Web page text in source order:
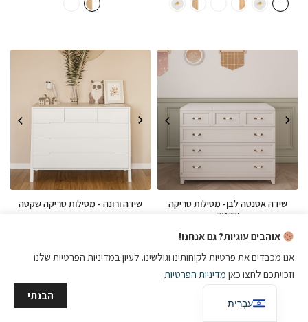
שידה אסנטה לבן- מסילות טריקה
שקטה
₪1,990
שידה ורונה - מסילות טריקה שקטה
אוהבים עוגיות? גם אנחנו!
אנו מכבדים את פרטיות לקוחותינו וגולשינו. לעיון במדיניות הפרטיות שלנו
וזכויתכם לחצו כאן מדיניות הפרטיות
הבנתי
עִבְרִית
English